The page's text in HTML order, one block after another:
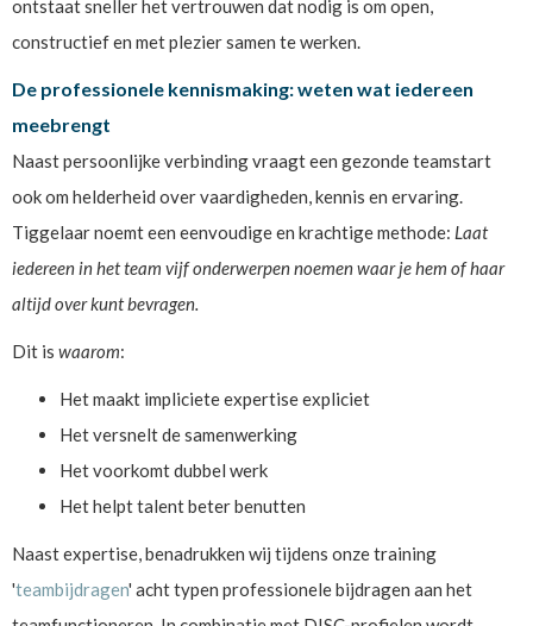
ontstaat sneller het vertrouwen dat nodig is om open,
constructief en met plezier samen te werken.
De professionele kennismaking: weten wat iedereen
meebrengt
Naast persoonlijke verbinding vraagt een gezonde teamstart
ook om helderheid over vaardigheden, kennis en ervaring.
Tiggelaar noemt een eenvoudige en krachtige methode: Laat
iedereen in het team vijf onderwerpen noemen waar je hem of haar
altijd over kunt bevragen.
Dit is waarom:
Het maakt impliciete expertise expliciet
Het versnelt de samenwerking
Het voorkomt dubbel werk
Het helpt talent beter benutten
Naast expertise, benadrukken wij tijdens onze training
'teambijdragen' acht typen professionele bijdragen aan het